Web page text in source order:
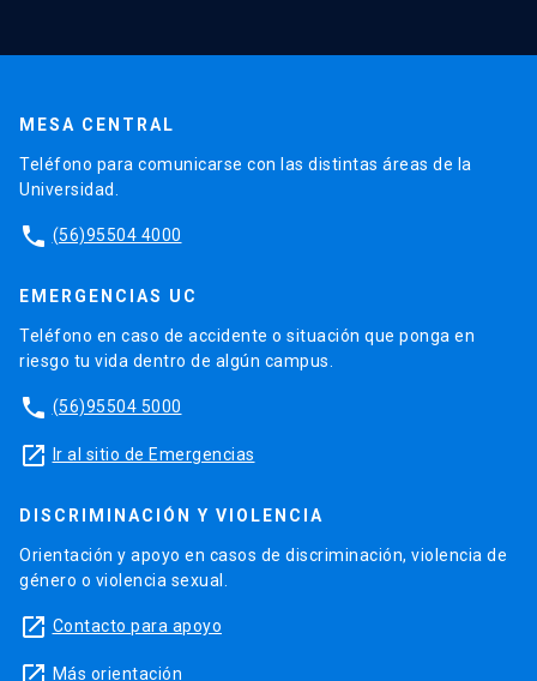
MESA CENTRAL
Teléfono para comunicarse con las distintas áreas de la
Universidad.
phone (56)95504 4000
EMERGENCIAS UC
Teléfono en caso de accidente o situación que ponga en
riesgo tu vida dentro de algún campus.
phone (56)95504 5000
launch Ir al sitio de Emergencias
DISCRIMINACIÓN Y VIOLENCIA
Orientación y apoyo en casos de discriminación, violencia de
género o violencia sexual.
launch Contacto para apoyo
launch Más orientación